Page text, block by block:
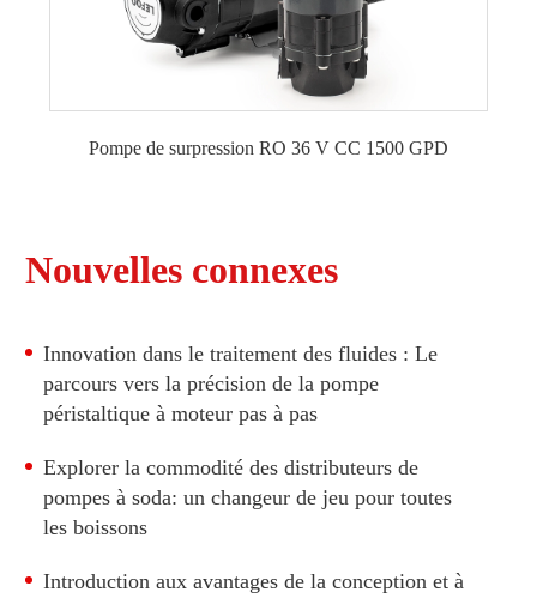
Pompe de surpression RO 36 V CC 1500 GPD
Nouvelles connexes
Innovation dans le traitement des fluides : Le
parcours vers la précision de la pompe
péristaltique à moteur pas à pas
Explorer la commodité des distributeurs de
pompes à soda: un changeur de jeu pour toutes
les boissons
Introduction aux avantages de la conception et à